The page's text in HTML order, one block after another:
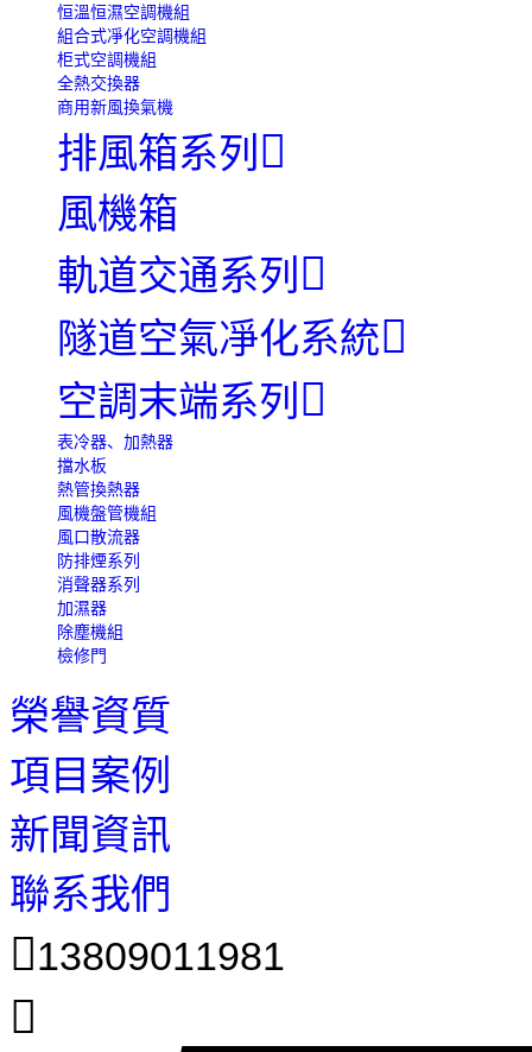
恒溫恒濕空調機組
組合式凈化空調機組
柜式空調機組
全熱交換器
商用新風換氣機
排風箱系列
風機箱
軌道交通系列
隧道空氣凈化系統
空調末端系列
表冷器、加熱器
擋水板
熱管換熱器
風機盤管機組
風口散流器
防排煙系列
消聲器系列
加濕器
除塵機組
檢修門
榮譽資質
項目案例
新聞資訊
聯系我們
13809011981